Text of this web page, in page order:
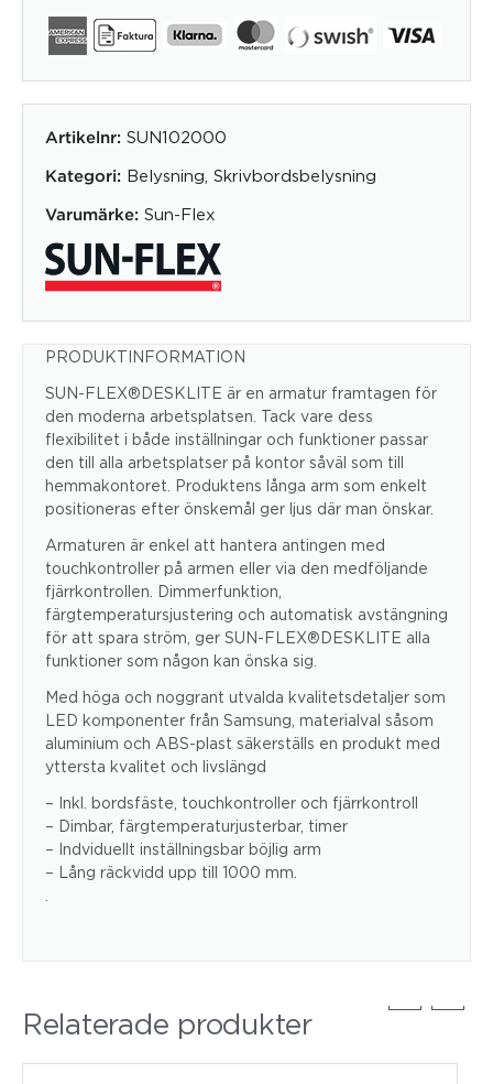
Artikelnr: SUN102000
Kategori: Belysning Skrivbordsbelysning
Varumärke: Sun-Flex
PRODUKTINFORMATION
SUN-FLEX®DESKLITE är en armatur framtagen för
den moderna arbetsplatsen. Tack vare dess
flexibilitet i både inställningar och funktioner passar
den till alla arbetsplatser på kontor såväl som till
hemmakontoret. Produktens långa arm som enkelt
positioneras efter önskemål ger ljus där man önskar.
Armaturen är enkel att hantera antingen med
touchkontroller på armen eller via den medföljande
fjärrkontrollen. Dimmerfunktion,
färgtemperatursjustering och automatisk avstängning
för att spara ström, ger SUN-FLEX®DESKLITE alla
funktioner som någon kan önska sig.
Med höga och noggrant utvalda kvalitetsdetaljer som
LED komponenter från Samsung, materialval såsom
aluminium och ABS-plast säkerställs en produkt med
yttersta kvalitet och livslängd
– Inkl. bordsfäste, touchkontroller och fjärrkontroll
– Dimbar, färgtemperaturjusterbar, timer
– Indviduellt inställningsbar böjlig arm
– Lång räckvidd upp till 1000 mm.
Relaterade produkter